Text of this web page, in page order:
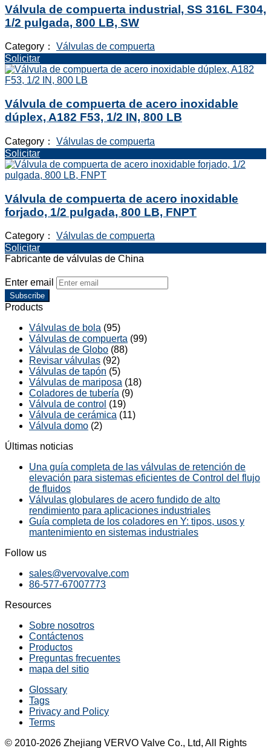
Válvula de compuerta industrial, SS 316L F304,
1/2 pulgada, 800 LB, SW
Category： Válvulas de compuerta
Solicitar
Válvula de compuerta de acero inoxidable
dúplex, A182 F53, 1/2 IN, 800 LB
Category： Válvulas de compuerta
Solicitar
Válvula de compuerta de acero inoxidable
forjado, 1/2 pulgada, 800 LB, FNPT
Category： Válvulas de compuerta
Solicitar
Fabricante de válvulas de China
Enter email
Subscribe
Products
Válvulas de bola (95)
Válvulas de compuerta (99)
Válvulas de Globo (88)
Revisar válvulas (92)
Válvulas de tapón (5)
Válvulas de mariposa (18)
Coladores de tubería (9)
Válvula de control (19)
Válvula de cerámica (11)
Válvula domo (2)
Últimas noticias
Una guía completa de las válvulas de retención de
elevación para sistemas eficientes de Control del flujo
de fluidos
Válvulas globulares de acero fundido de alto
rendimiento para aplicaciones industriales
Guía completa de los coladores en Y: tipos, usos y
mantenimiento en sistemas industriales
Follow us
sales@vervovalve.com
86-577-67007773
Resources
Sobre nosotros
Contáctenos
Productos
Preguntas frecuentes
mapa del sitio
Glossary
Tags
Privacy and Policy
Terms
© 2010-2026 Zhejiang VERVO Valve Co., Ltd, All Rights